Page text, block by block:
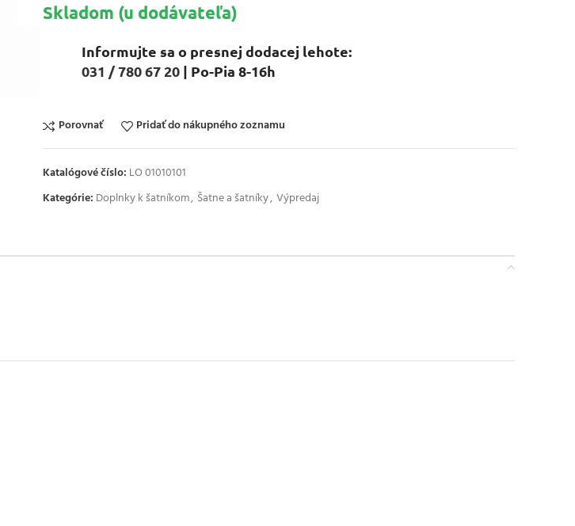
Skladom (u dodávateľa)
Informujte sa o presnej dodacej lehote:
031 / 780 67 20 | Po-Pia 8-16h
Porovnať Pridať do nákupného zoznamu
Katalógové číslo: LO 01010101
Kategórie: Doplnky k šatníkom, Šatne a šatníky, Výpredaj